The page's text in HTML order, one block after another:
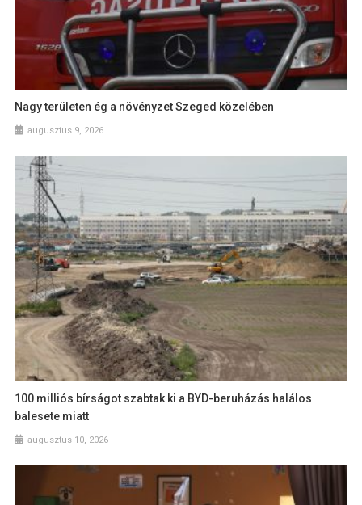
Nagy területen ég a növényzet Szeged közelében
augusztus 9, 2026
100 milliós bírságot szabtak ki a BYD-beruházás halálos
balesete miatt
augusztus 10, 2026